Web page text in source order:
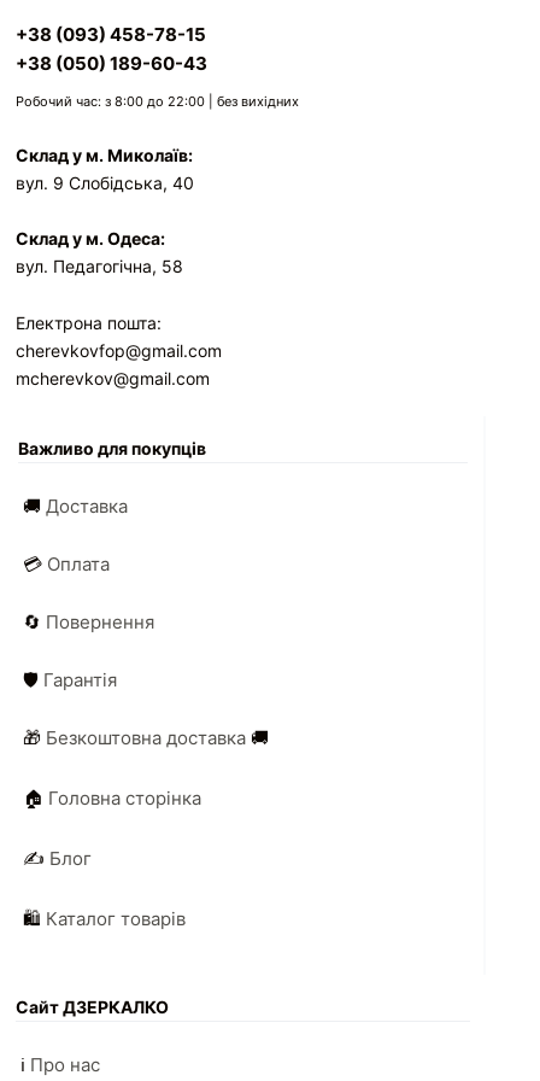
+38 (093) 458-78-15
+38 (050) 189-60-43
Робочий час: з 8:00 до 22:00 | без вихідних
Склад у м. Миколаїв:
вул. 9 Слобідська, 40
Склад у м. Одеса:
вул. Педагогічна, 58
Електрона пошта:
cherevkovfop@gmail.com
mcherevkov@gmail.com
Важливо для покупців
🚚Доставка
💳 Оплата
🔄 Повернення
🛡️ Гарантія
🎁 Безкоштовна доставка 🚚
🏠 Головна сторінка
✍️ Блог
🛍️ Каталог товарів
Сайт ДЗЕРКАЛКО
ℹ️ Про нас